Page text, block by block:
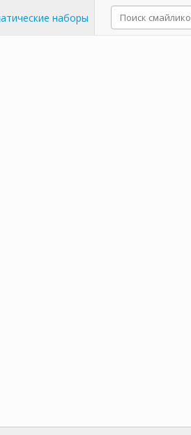
наборы